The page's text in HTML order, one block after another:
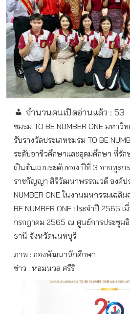
จำนวนคนเปิดอ่านแล้ว : 53
ชมรม TO BE NUMBER ONE มหาวิ
รับรางวัลประเภทชมรม TO BE
ระดับอาชีวศึกษาและอุดมศึกษา ที่รั
เป็นต้นแบบระดับทอง ปีที่ 3 จากทูล
ราชกัญญา สิริวัฒนาพรรณวดี องค์ปร
NUMBER ONE ในงานมหกรรมเฉลิ
BE NUMBER ONE ประจำปี 2565
กรกฎาคม 2565 ณ ศูนย์การประชุม
ธานี จังหวัดนนทบุรี
ภาพ : กองพัฒนานักศึกษา
ข่าว : หอมนวล ศรีริ